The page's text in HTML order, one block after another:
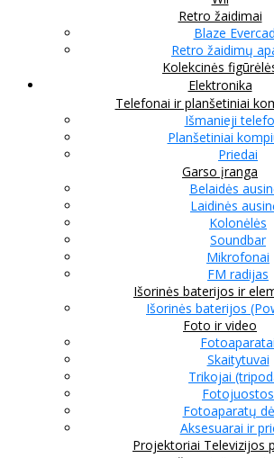
Retro žaidimai
Blaze
Retro žaidimų
Kolekcinės
Elektronika
Telefonai ir planšetiniai
Išmanieji
Planšetiniai
Priedai
Garso įranga
Belaidės
Laidinės
Kolonėlės
Soundbar
Mikrofonai
FM radijas
Išorinės baterijos ir
Išorinės baterijos
Foto ir video
Fotoaparatai
Skaitytuvai
Trikojai
Fotojuostos
Fotoaparatų
Aksesuarai ir
Projektoriai Televizijos